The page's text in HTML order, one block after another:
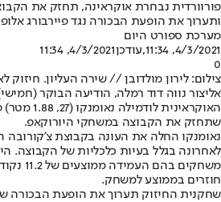
פורוורדית נבחרת אוקראינה, תחזק את
ותערוך את הופעת הבכורה נגד פיירבורג
מערכת ספורט היום
4/3/2021, 11:34
,עודכן4/3/2021, 11:34
0
צילום: לירון מולדובן // שירה העליון. חיזוק
אליצור נווה דוד רמלה, הודיעה הבוקר
האוקראינית
שתחזק את הקבוצה במשחקי היורוקאפ.
נאומנקו החלה את העונה בקבוצת
חוזרים בממוצע למשחק.
שחקנית החיזוק תערוך את הופעת הבכורה